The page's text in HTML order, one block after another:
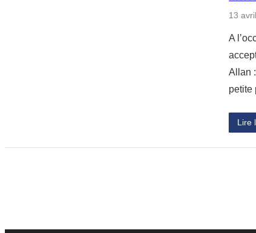
13
A
Allan
petite
Lire